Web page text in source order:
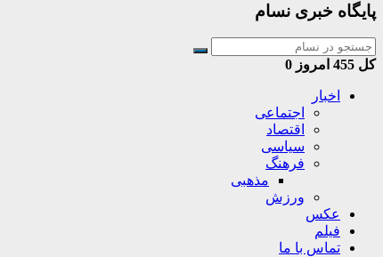
پایگاه خبری نسام
کل امروز 0
اخبار
اجتماعی
اقتصاد
سیاسی
فرهنگ
مذهبی
ورزش
عکس
فیلم
تماس با ما